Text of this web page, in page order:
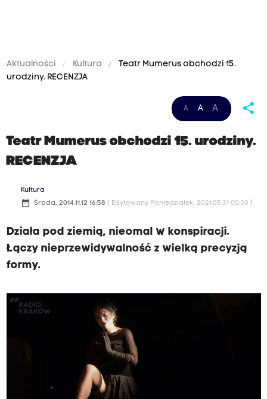
Aktualności Kultura
Teatr Mumerus obchodzi 15.
urodziny. RECENZJA
A A A share
Teatr Mumerus obchodzi 15. urodziny.
RECENZJA
Kultura
date_range Środa, 2014.11.12 16:58 ( Edytowany Poniedziałek, 2021.05.31 00:30 )
Działa pod ziemią, nieomal w konspiracji.
Łączy nieprzewidywalność z wielką precyzją
formy.